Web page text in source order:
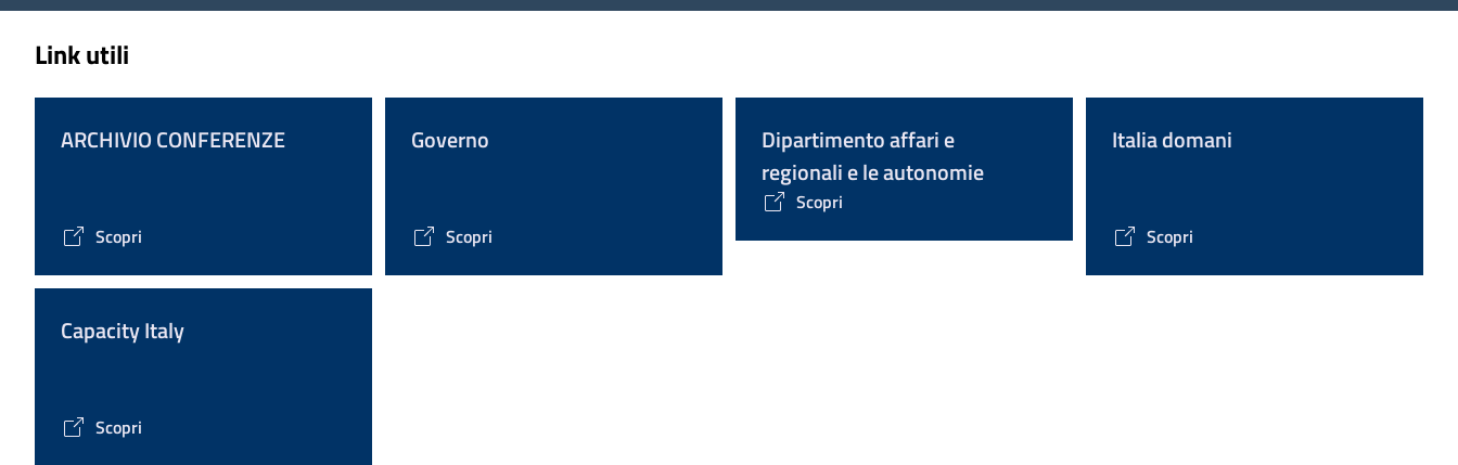
Link utili
ARCHIVIO CONFERENZE
Scopri
Governo
Scopri
Dipartimento affari e
regionali e le autonomie
Scopri
Italia domani
Scopri
Capacity Italy
Scopri